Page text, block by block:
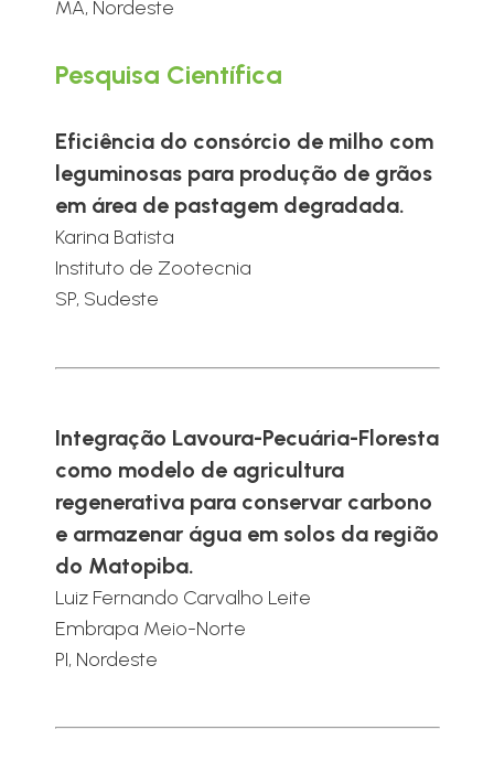
MA, Nordeste
Pesquisa Científica
Eficiência do consórcio de milho com
leguminosas para produção de grãos
em área de pastagem degradada.
Karina Batista
Instituto de Zootecnia
SP, Sudeste
Integração Lavoura-Pecuária-Floresta
como modelo de agricultura
regenerativa para conservar carbono
e armazenar água em solos da região
do Matopiba.
Luiz Fernando Carvalho Leite
Embrapa Meio-Norte
PI, Nordeste